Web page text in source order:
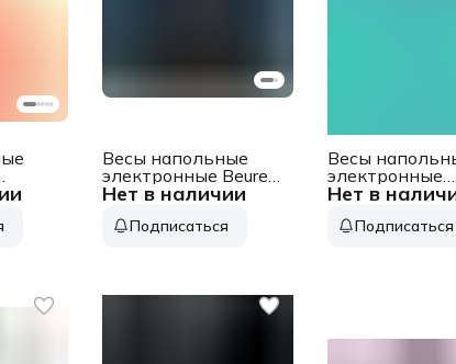
Нет в наличии
Весы напольные
электронные Beurer
BF915 Signature Line
Подписаться
Нет в
Весы
электронные
Scarlett SC-
макс.180кг
Подписаться